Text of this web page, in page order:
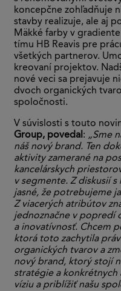
koncepčne zohľadňuje
stavby realizuje, ale aj
Mäkké farby v
tímu HB Reavis pre
všetkých partnerov.
kreovaní projektov.
nové veci sa prejavuje
dvoch organických
spoločnosti.
V súvislosti s touto
Group, povedal: „Sme
náš nový brand. Ten
aktivity zamerané na
kancelárskych
v segmente. Z diskusií
jasné, že potrebujeme
Z viacerých atribútov
jednoznačne v popredí
a inovatívnosť. Chcem
ktorá toto zachytila
organických tvarov a
nový brand, ktorý stojí
stratégie a
víziu a priblížiť našu